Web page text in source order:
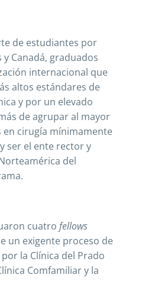
de estudiantes por
Canadá, graduados
internacional que
altos estándares de
y por un elevado
de agrupar al mayor
en cirugía mínimamente
ser el ente rector y
del
cuatro fellows
un exigente proceso de
la Clínica del Prado
Comfamiliar y la